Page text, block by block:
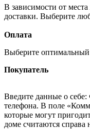
В зависимости от
доставки. Выберите
Оплата
Выберите
Покупатель
Введите данные о
телефона. В поле
которые могут
доме считаются справа